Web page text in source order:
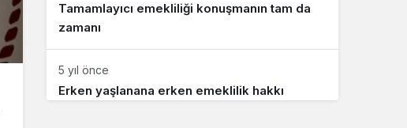
Tamamlayıcı emekliliği konuşmanın tam da
zamanı
5 yıl önce
Erken yaşlanana erken emeklilik hakkı